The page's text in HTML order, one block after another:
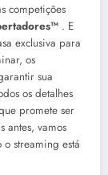
competições
. E
exclusiva para
os
sua
os detalhes
promete ser
antes, vamos
streaming está